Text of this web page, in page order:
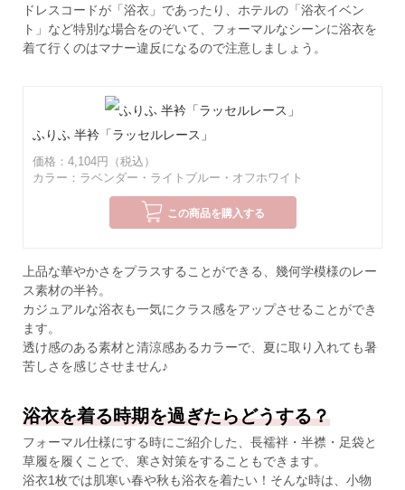
ドレスコードが「浴衣」であったり、ホテルの「浴衣イベン
ト」など特別な場合をのぞいて、フォーマルなシーンに浴衣を
着て行くのはマナー違反になるので注意しましょう。
ふりふ 半衿「ラッセルレース」
価格：4,104円（税込）
カラー：ラベンダー・ライトブルー・オフホワイト
この商品を購入する
上品な華やかさをプラスすることができる、幾何学模様のレー
ス素材の半衿。
カジュアルな浴衣も一気にクラス感をアップさせることができ
ます。
透け感のある素材と清涼感あるカラーで、夏に取り入れても暑
苦しさを感じさせません♪
浴衣を着る時期を過ぎたらどうする？
フォーマル仕様にする時にご紹介した、長襦袢・半襟・足袋と
草履を履くことで、寒さ対策をすることもできます。
浴衣1枚では肌寒い春や秋も浴衣を着たい！そんな時は、小物